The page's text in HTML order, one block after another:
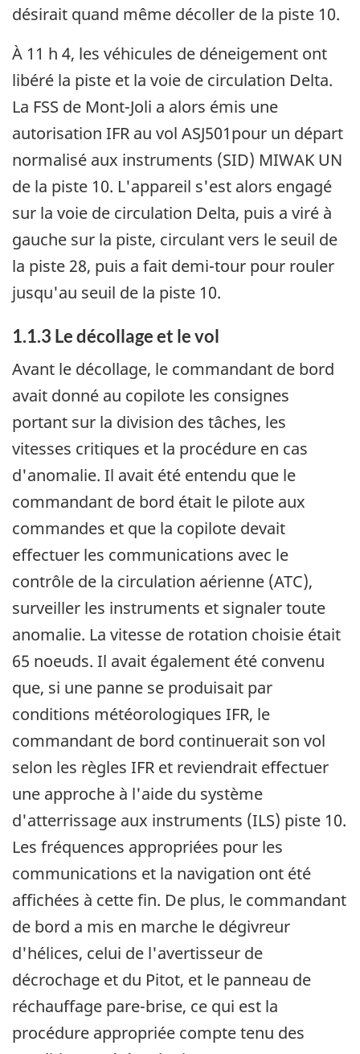
désirait quand même décoller de la piste 10.
À 11 h 4, les véhicules de déneigement ont
libéré la piste et la voie de circulation Delta.
La FSS de Mont-Joli a alors émis une
autorisation IFR au vol ASJ501pour un départ
normalisé aux instruments (SID) MIWAK UN
de la piste 10. L'appareil s'est alors engagé
sur la voie de circulation Delta, puis a viré à
gauche sur la piste, circulant vers le seuil de
la piste 28, puis a fait demi-tour pour rouler
jusqu'au seuil de la piste 10.
1.1.3 Le décollage et le vol
Avant le décollage, le commandant de bord
avait donné au copilote les consignes
portant sur la division des tâches, les
vitesses critiques et la procédure en cas
d'anomalie. Il avait été entendu que le
commandant de bord était le pilote aux
commandes et que la copilote devait
effectuer les communications avec le
contrôle de la circulation aérienne (ATC),
surveiller les instruments et signaler toute
anomalie. La vitesse de rotation choisie était
65 noeuds. Il avait également été convenu
que, si une panne se produisait par
conditions météorologiques IFR, le
commandant de bord continuerait son vol
selon les règles IFR et reviendrait effectuer
une approche à l'aide du système
d'atterrissage aux instruments (ILS) piste 10.
Les fréquences appropriées pour les
communications et la navigation ont été
affichées à cette fin. De plus, le commandant
de bord a mis en marche le dégivreur
d'hélices, celui de l'avertisseur de
décrochage et du Pitot, et le panneau de
réchauffage pare-brise, ce qui est la
procédure appropriée compte tenu des